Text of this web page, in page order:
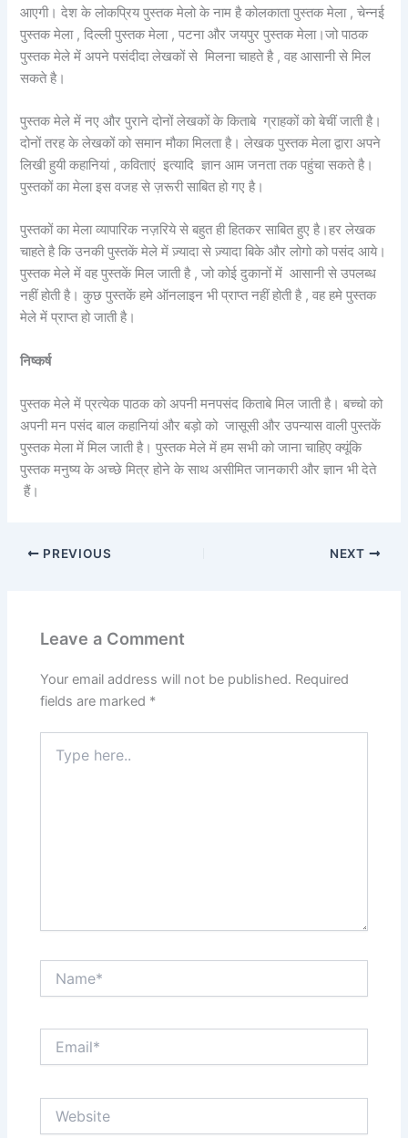
आएगी। देश के लोकप्रिय पुस्तक मेलो के नाम है कोलकाता पुस्तक मेला , चेन्नई
पुस्तक मेला , दिल्ली पुस्तक मेला , पटना और जयपुर पुस्तक मेला।जो पाठक
पुस्तक मेले में अपने पसंदीदा लेखकों से मिलना चाहते है , वह आसानी से मिल
सकते है।
पुस्तक मेले में नए और पुराने दोनों लेखकों के किताबे ग्राहकों को बेचीं जाती है।
दोनों तरह के लेखकों को समान मौका मिलता है। लेखक पुस्तक मेला द्वारा अपने
लिखी हुयी कहानियां , कविताएं इत्यादि ज्ञान आम जनता तक पहुंचा सकते है।
पुस्तकों का मेला इस वजह से ज़रूरी साबित हो गए है।
पुस्तकों का मेला व्यापारिक नज़रिये से बहुत ही हितकर साबित हुए है।हर लेखक
चाहते है कि उनकी पुस्तकें मेले में ज़्यादा से ज़्यादा बिके और लोगो को पसंद आये।
पुस्तक मेले में वह पुस्तकें मिल जाती है , जो कोई दुकानों में आसानी से उपलब्ध
नहीं होती है। कुछ पुस्तकें हमे ऑनलाइन भी प्राप्त नहीं होती है , वह हमे पुस्तक
मेले में प्राप्त हो जाती है।
निष्कर्ष
पुस्तक मेले में प्रत्येक पाठक को अपनी मनपसंद किताबे मिल जाती है। बच्चो को
अपनी मन पसंद बाल कहानियां और बड़ो को जासूसी और उपन्यास वाली पुस्तकें
पुस्तक मेला में मिल जाती है। पुस्तक मेले में हम सभी को जाना चाहिए क्यूंकि
पुस्तक मनुष्य के अच्छे मित्र होने के साथ असीमित जानकारी और ज्ञान भी देते
हैं।
PREVIOUS NEXT
Leave a Comment
Your email address will not be published. Required
fields are marked *
here..